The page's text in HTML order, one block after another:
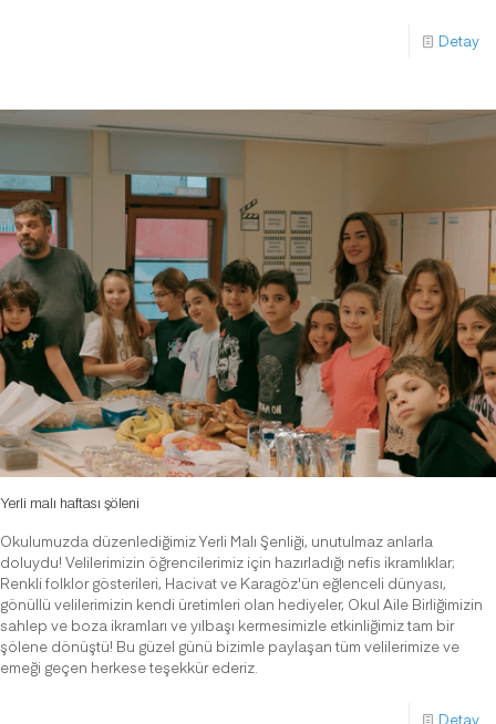
Detay
Yerli malı haftası şöleni
Okulumuzda düzenlediğimiz Yerli Malı Şenliği, unutulmaz anlarla
doluydu! Velilerimizin öğrencilerimiz için hazırladığı nefis ikramlıklar;
Renkli folklor gösterileri, Hacivat ve Karagöz'ün eğlenceli dünyası,
gönüllü velilerimizin kendi üretimleri olan hediyeler, Okul Aile Birliğimizin
sahlep ve boza ikramları ve yılbaşı kermesimizle etkinliğimiz tam bir
şölene dönüştü! Bu güzel günü bizimle paylaşan tüm velilerimize ve
emeği geçen herkese teşekkür ederiz.
Detay